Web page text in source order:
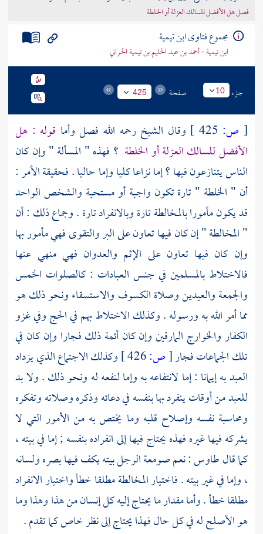
فصل هل الأفضل للسالك العزلة أو الخلطة
مجموع فتاوى ابن تيمية
ابن تيمية - أحمد بن عبد الحليم بن تيمية الحراني
جزء 10 صفحة 425
[ ص: وقال الشيخ رحمه الله فصل وأما قوله : هل
الأفضل للسالك العزلة أو الخلطة ؟ فهذه " المسألة " وإن كان
الناس يتنازعون فيها ؟ إما نزاعا كليا وإما حاليا . فحقيقة الأمر :
أن " الخلطة " تارة تكون واجبة أو مستحبة والشخص الواحد
قد يكون مأمورا بالمخالطة تارة وبالانفراد تارة . وجماع ذلك : أن
" المخالطة " إن كان فيها تعاون على البر والتقوى فهي مأمور بها
وإن كان فيها تعاون على الإثم والعدوان فهي منهي عنها
فالاختلاط بالمسلمين في جنس العبادات : كالصلوات الخمس
والجمعة والعيدين وصلاة الكسوف والاستسقاء ونحو ذلك هو
مما أمر الله به ورسوله . وكذلك الاختلاط بهم في الحج وفي غزو
الكفاروالخوارج المارقين وإن كان أئمة ذلك فجارا وإن كان في
تلك الجماعات فجار[ص:
وكذلك الاجتماع الذي يزداد
العبد به إيمانا : إما لانتفاعه به وإما لنفعه له ونحو ذلك . ولا بد
للعبد من أوقات ينفرد بها بنفسه في دعائه وذكره وصلاته وتفكره
ومحاسبة نفسه وإصلاح قلبه وما يختص به من الأمور التي لا
يشركه فيها غيره فهذه يحتاج فيها إلى انفراده بنفسه ; إما في بيته ،
كما قالطاوس: نعم صومعة الرجل بيته يكف فيها بصره ولسانه
، وإما في غير بيته . فاختيار المخالطة مطلقا خطأ واختيار الانفراد
مطلقا خطأ . وأما مقدار ما يحتاج إليه كل إنسان من هذا وهذا وما
هو الأصلح له في كل حال فهذا يحتاج إلى نظر خاص كما تقدم .